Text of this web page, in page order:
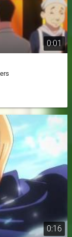
0:01
0:16